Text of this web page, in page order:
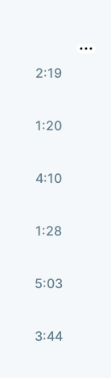
2:19
1:20
4:10
1:28
5:03
3:44